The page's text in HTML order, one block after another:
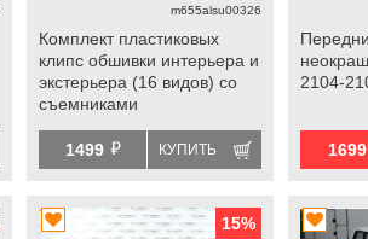
m655alsu00326
Комплект пластиковых
клипс обшивки интерьера и
экстерьера (16 видов) со
съемниками
1499 й КУПИТЬ
2104-
1699
15%